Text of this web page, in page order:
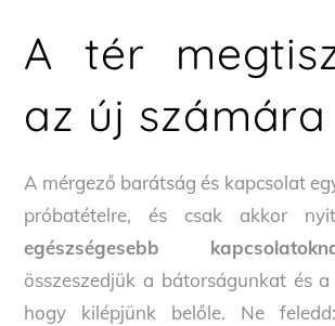
A tér
az új számára
A mérgező barátság és kapcsolat
próbatételre, és csak akkor
egészségesebb
összeszedjük a bátorságunkat és a
hogy kilépjünk belőle. Ne